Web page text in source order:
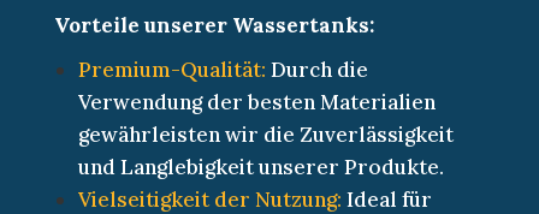
Vorteile unserer Wassertanks:
Premium-Qualität: Durch die
Verwendung der besten Materialien
gewährleisten wir die Zuverlässigkeit
und Langlebigkeit unserer Produkte.
Vielseitigkeit der Nutzung: Ideal für